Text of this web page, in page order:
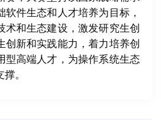
软件生态和人才培养为目标，
术和生态建设，激发研究生创
创新和实践能力，着力培养创
型高端人才，为操作系统生态
。